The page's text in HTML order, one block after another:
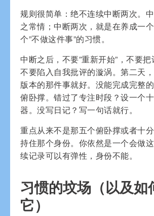
规则很简单：绝不连续中断两次。
之常情；中断两次，就是在养成一
个”不做这件事”的习惯。
中断之后，不要”重新开始”，不要
不要陷入自我批评的漩涡。第二天
版本的那件事就好。没能完成完整
俯卧撑。错过了专注时段？设一个
器。没写日记？写一句话就行。
重点从来不是那五个俯卧撑或者十
持住那个身份。你依然是一个会做
续记录可以有弹性，身份不能。
习惯的坟场（以及如
它）